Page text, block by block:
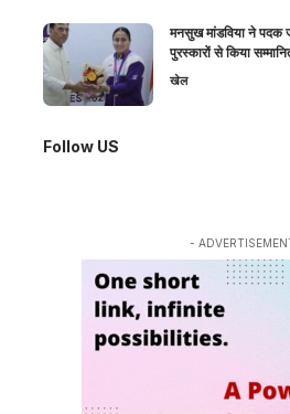
मनसुख मांडविया ने पदक
पुरस्कारों से किया
खेल
Follow US
-